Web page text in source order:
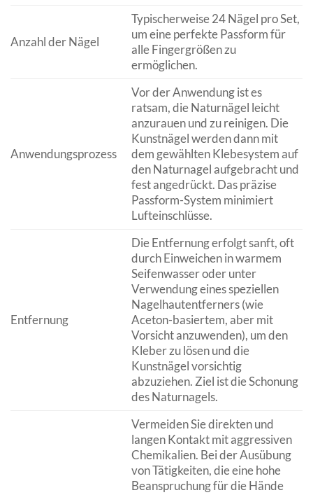
Anzahl der Nägel
Typischerweise 24 Nägel pro Set,
um eine perfekte Passform für
alle Fingergrößen zu
ermöglichen.
Anwendungsprozess
Vor der Anwendung ist es
ratsam, die Naturnägel leicht
anzurauen und zu reinigen. Die
Kunstnägel werden dann mit
dem gewählten Klebesystem auf
den Naturnagel aufgebracht und
fest angedrückt. Das präzise
Passform-System minimiert
Lufteinschlüsse.
Entfernung
Die Entfernung erfolgt sanft, oft
durch Einweichen in warmem
Seifenwasser oder unter
Verwendung eines speziellen
Nagelhautentferners (wie
Aceton-basiertem, aber mit
Vorsicht anzuwenden), um den
Kleber zu lösen und die
Kunstnägel vorsichtig
abzuziehen. Ziel ist die Schonung
des Naturnagels.
Vermeiden Sie direkten und
langen Kontakt mit aggressiven
Chemikalien. Bei der Ausübung
von Tätigkeiten, die eine hohe
Beanspruchung für die Hände